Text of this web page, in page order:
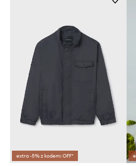
extra -5% z kodem: OFF*